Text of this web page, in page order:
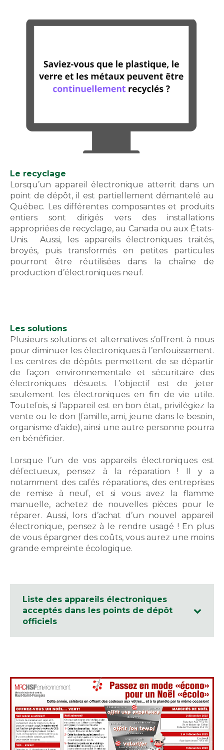
Le recyclage
Lorsqu’un appareil électronique atterrit dans un
point de dépôt, il est partiellement démantelé au
Québec. Les différentes composantes et produits
entiers sont dirigés vers des installations
appropriées de recyclage, au Canada ou aux États-
Unis. Aussi, les appareils électroniques traités,
broyés, puis transformés en petites particules
pourront être réutilisées dans la chaîne de
production d’électroniques neuf.
Les solutions
Plusieurs solutions et alternatives s’offrent à nous
pour diminuer les électroniques à l’enfouissement.
Les centres de dépôts permettent de se départir
de façon environnementale et sécuritaire des
électroniques désuets. L’objectif est de jeter
seulement les électroniques en fin de vie utile.
Toutefois, si l’appareil est en bon état, privilégiez la
vente ou le don (famille, ami, jeune dans le besoin,
organisme d’aide), ainsi une autre personne pourra
en bénéficier.
Lorsque l’un de vos appareils électroniques est
défectueux, pensez à la réparation ! Il y a
notamment des cafés réparations, des entreprises
de remise à neuf, et si vous avez la flamme
manuelle, achetez de nouvelles pièces pour le
réparer. Aussi, lors d’achat d’un nouvel appareil
électronique, pensez à le rendre usagé ! En plus
de vous épargner des coûts, vous aurez une moins
grande empreinte écologique.
Liste des appareils électroniques
acceptés dans les points de dépôt
officiels